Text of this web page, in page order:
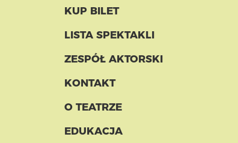
KUP BILET
LISTA SPEKTAKLI
ZESPÓŁ AKTORSKI
KONTAKT
O TEATRZE
EDUKACJA